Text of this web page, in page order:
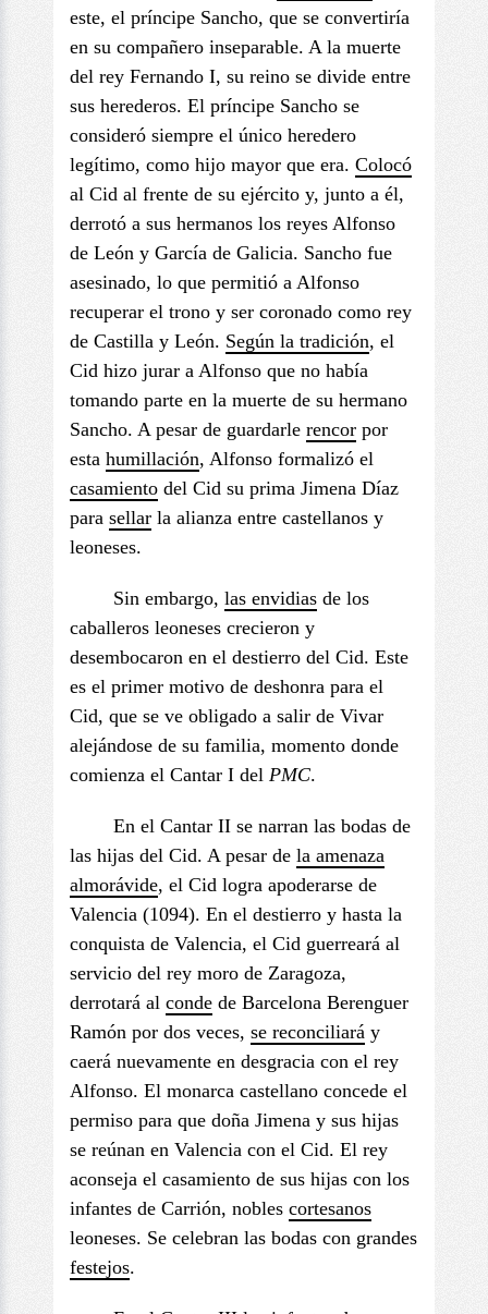
este, el príncipe Sancho, que se convertiría
en su compañero inseparable. A la muerte
del rey Fernando I, su reino se divide entre
sus herederos. El príncipe Sancho se
consideró siempre el único heredero
legítimo, como hijo mayor que era. Colocó
al Cid al frente de su ejército y, junto a él,
derrotó a sus hermanos los reyes Alfonso
de León y García de Galicia. Sancho fue
asesinado, lo que permitió a Alfonso
recuperar el trono y ser coronado como rey
de Castilla y León. Según la tradición, el
Cid hizo jurar a Alfonso que no había
tomando parte en la muerte de su hermano
Sancho. A pesar de guardarle rencor por
esta humillación, Alfonso formalizó el
casamiento del Cid su prima Jimena Díaz
para sellar la alianza entre castellanos y
leoneses.
Sin embargo, las envidias de los
caballeros leoneses crecieron y
desembocaron en el destierro del Cid. Este
es el primer motivo de deshonra para el
Cid, que se ve obligado a salir de Vivar
alejándose de su familia, momento donde
comienza el Cantar I del PMC.
En el Cantar II se narran las bodas de
las hijas del Cid. A pesar de la amenaza
almorávide, el Cid logra apoderarse de
Valencia (1094). En el destierro y hasta la
conquista de Valencia, el Cid guerreará al
servicio del rey moro de Zaragoza,
derrotará al conde de Barcelona Berenguer
Ramón por dos veces, se reconciliará y
caerá nuevamente en desgracia con el rey
Alfonso. El monarca castellano concede el
permiso para que doña Jimena y sus hijas
se reúnan en Valencia con el Cid. El rey
aconseja el casamiento de sus hijas con los
infantes de Carrión, nobles cortesanos
leoneses. Se celebran las bodas con grandes
festejos.